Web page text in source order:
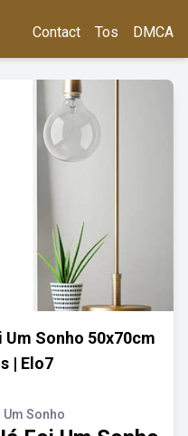
Contact Tos DMCA
Sonho 50x70cm
| Elo7
Sonho